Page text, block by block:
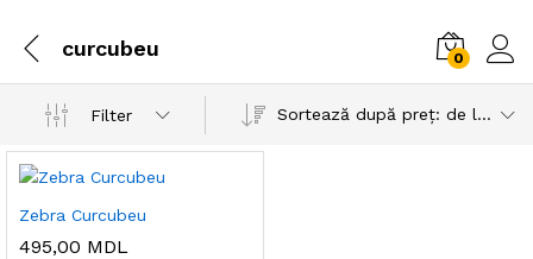
curcubeu 0
Filter Sortează după preț: de la mic la mare
Zebra Curcubeu
495,00 MDL